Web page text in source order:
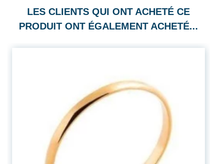
LES CLIENTS QUI ONT ACHETÉ CE
PRODUIT ONT ÉGALEMENT ACHETÉ...